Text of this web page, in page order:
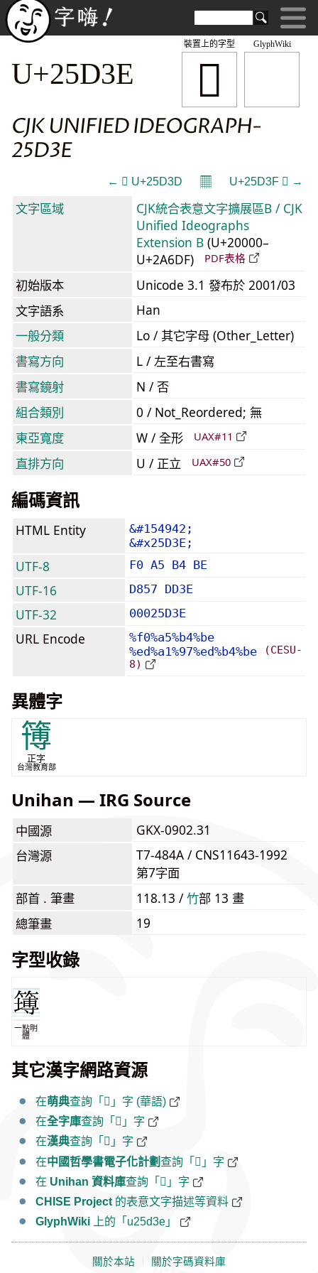
GlyphWiki
𥴾
裝置上的字型
U+25D3E
CJK UNIFIED IDEOGRAPH-
25D3E
← 𥴽 U+25D3D 𝄜 U+25D3F 𥴿 →
文字區域
CJK統合表意文字擴展區B / CJK
Unified Ideographs
Extension B (U+20000–
U+2A6DF)
PDF表格
初始版本
Unicode 3.1 發布於 2001/03
文字語系
Han
一般分類
Lo / 其它字母 (Other_Letter)
書寫方向
L / 左至右書寫
書寫鏡射
N / 否
組合類別
0 / Not_Reordered; 無
東亞寬度
W / 全形 UAX#11
直排方向 U / 正立 UAX#50
編碼資訊
HTML Entity
&#154942;
&#x25D3E;
UTF-8 F0 A5 B4 BE
UTF-16 D857 DD3E
UTF-32 00025D3E
URL Encode
%f0%a5%b4%be
%ed%a1%97%ed%b4%be
(CESU-
8)
異體字
簙
正字
台灣教育部
Unihan — IRG Source
中國源
GKX-0902.31
台灣源
T7-484A / CNS11643-1992
第7字面
部首 . 筆畫
118.13 /⽵部 13 畫
總筆畫
19
字型收錄
一點明
體
其它漢字網路資源
在萌典查詢「𥴾」字 (華語)
在全字庫查詢「𥴾」字
在漢典查詢「𥴾」字
在中國哲學書電子化計劃查詢「𥴾」字
在 Unihan 資料庫查詢「𥴾」字
CHISE Project 的表意文字描述等資料
GlyphWiki 上的「u25d3e」
關於本站 關於字碼資料庫